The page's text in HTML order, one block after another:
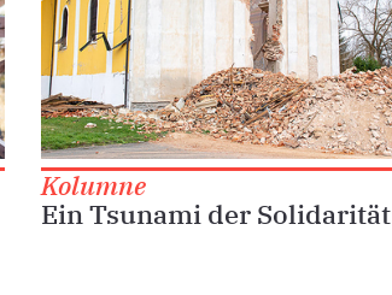
Kolumne
Ein Tsunami der Solidarität